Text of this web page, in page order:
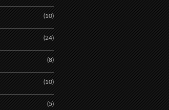
(10)
(24)
(8)
(10)
(5)